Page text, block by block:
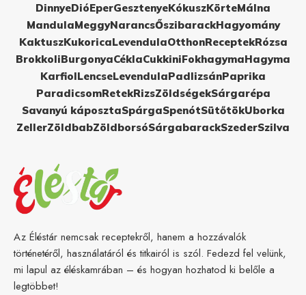
DinnyeDióEperGesztenyeKókuszKörteMálna
MandulaMeggyNarancsŐszibarackHagyomány
KaktuszKukoricaLevendulaOtthonReceptekRózsa
BrokkoliBurgonyaCéklaCukkiniFokhagymaHagyma
KarfiolLencseLevendulaPadlizsánPaprika
ParadicsomRetekRizsZöldségekSárgarépa
Savanyú káposztaSpárgaSpenótSütőtökUborka
ZellerZöldbabZöldborsóSárgabarackSzederSzilva
Az Éléstár nemcsak receptekről, hanem a hozzávalók
történetéről, használatáról és titkairól is szól. Fedezd fel velünk,
mi lapul az éléskamrában – és hogyan hozhatod ki belőle a
legtöbbet!